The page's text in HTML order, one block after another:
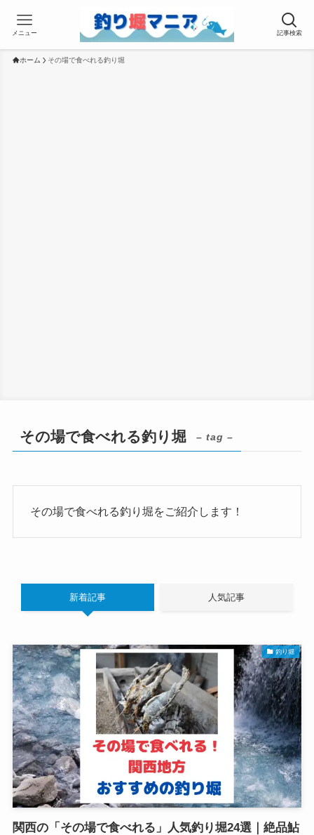
記事検索
メニュー
ホーム その場で食べれる釣り堀
その場で食べれる釣り堀 – tag –
その場で食べれる釣り堀をご紹介します！
新着記事 人気記事
釣り堀
関西の「その場で食べれる」人気釣り堀24選｜絶品鮎